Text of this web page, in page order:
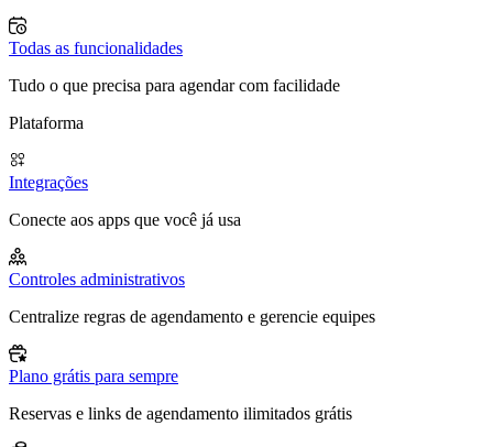
Todas as funcionalidades
Tudo o que precisa para agendar com facilidade
Plataforma
Integrações
Conecte aos apps que você já usa
Controles administrativos
Centralize regras de agendamento e gerencie equipes
Plano grátis para sempre
Reservas e links de agendamento ilimitados grátis